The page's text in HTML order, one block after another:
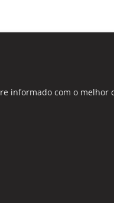
informado com o melhor